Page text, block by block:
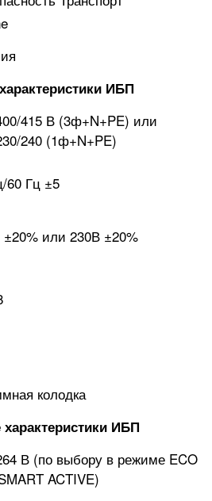
ИБП
415 В (3ф+N+PE) или
240 (1ф+N+PE)
60 Гц ±5
или 230В ±20%
колодка
ИБП
В (по выбору в режиме ECO
ACTIVE)